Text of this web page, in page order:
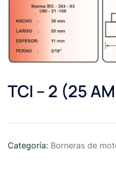
TCI – 2 (25
Categoría: Borneras de